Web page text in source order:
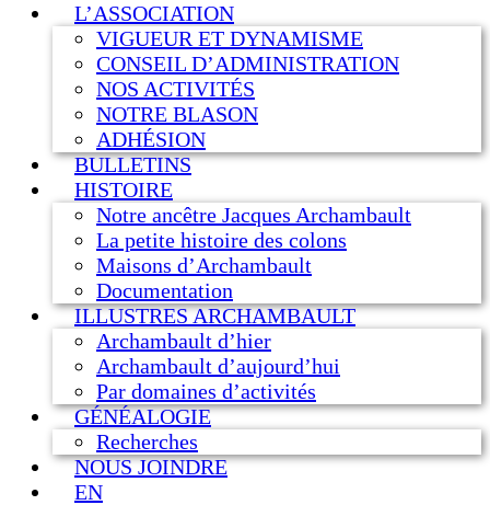
L’ASSOCIATION
VIGUEUR ET DYNAMISME
CONSEIL D’ADMINISTRATION
NOS ACTIVITÉS
NOTRE BLASON
ADHÉSION
BULLETINS
HISTOIRE
Notre ancêtre Jacques Archambault
La petite histoire des colons
Maisons d’Archambault
Documentation
ILLUSTRES ARCHAMBAULT
Archambault d’hier
Archambault d’aujourd’hui
Par domaines d’activités
GÉNÉALOGIE
Recherches
NOUS JOINDRE
EN